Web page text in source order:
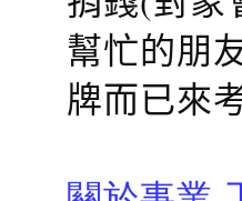
幫忙的朋
牌而已來